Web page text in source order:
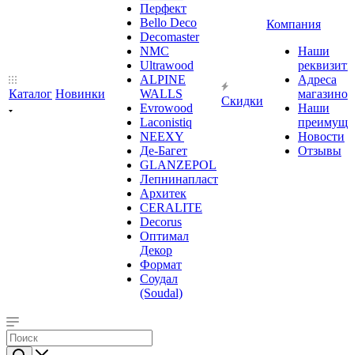
Каталог Новинки
Перфект
Bello Deco
Decomaster
NMС
Ultrawood
ALPINE
WALLS
Evrowood
Laconistiq
NEEXY
Де-Багет
GLANZEPOL
Лепнинапласт
Архитек
CERALITE
Decorus
Оптимал
Декор
Формат
Соудал
(Soudal)
Скидки
Компания
Наши
Адреса
магазинов
Наши
Новости
Отзывы